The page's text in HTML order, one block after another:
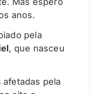
anos.
pela
, que nasceu
pela